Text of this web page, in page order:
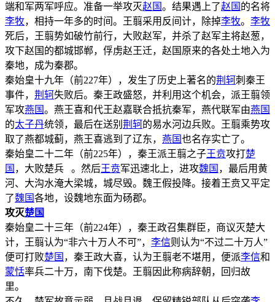
端和军两军呼应。准备一举攻灭赵国。结果遇上了赵国 的名将
李牧，相持一年多的时间。王翦采用反间计，除掉李牧。 李牧
死后，王翦势如破竹前行，大败赵军，并杀了赵军主将赵葱，
攻下赵国的都城邯郸，俘虏赵王迁，赵国原来的各处土地入为
秦地，成为秦郡。
秦始皇十九年（前227年），发生了历史上著名的荆轲刺秦王
事件， 荆轲失败后。秦王政盛怒，并利用这个机会，派王翦领
军攻燕国。燕王喜和代王赵嘉联合抵抗秦军，燕代联军由燕国
的太子丹统领，最后在送别 荆轲的易水河边兵败。王翦乘势攻
取了燕都城蓟，燕王喜逃到了辽东， 燕国也名存实亡了。
秦始皇二十二年（前225年），秦王派王翦之子王贲攻打楚
国 ，大败楚兵 。然后王贲军迅速北上，进攻魏国 ，最后用黄
河、大沟水淹大梁城，城尽毁。魏王假投降。接着王贲又平定
了魏国各地，设魏地东面为砀郡。
攻灭楚国
秦始皇二十三年（前224年），秦王政召集群臣，商议灭楚大
计，王翦认为“非六十万人不可”， 李信则认为“不过二十万人”
便可打败楚国 ，秦王政大喜，认为王翦老不堪用，便派李信和
蒙恬率兵二十万，南下伐楚。王翦因此称病辞朝，回归故
里。